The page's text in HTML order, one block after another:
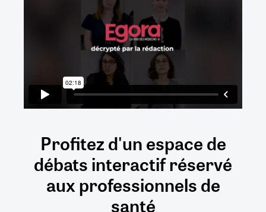
Profitez d'un espace de
débatsinteractifréservé
auxprofessionnels de
santé